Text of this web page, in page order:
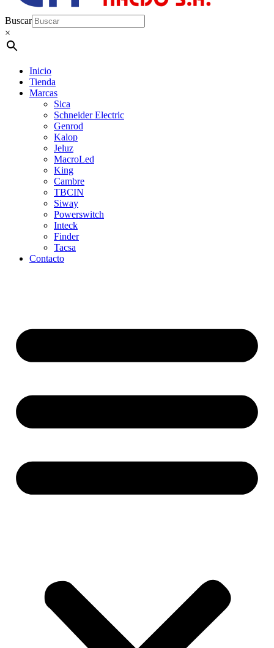
Buscar
×
Inicio
Tienda
Marcas
Sica
Schneider Electric
Genrod
Kalop
Jeluz
MacroLed
King
Cambre
TBCIN
Siway
Powerswitch
Inteck
Finder
Tacsa
Contacto